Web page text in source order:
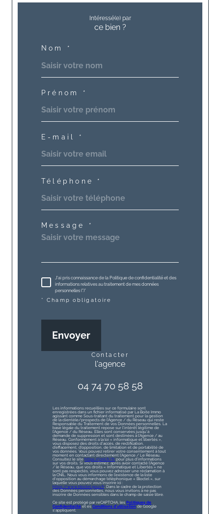
Intéressé(e) par
ce bien ?
Nom *
Prénom *
E-mail *
Téléphone *
Message *
J'ai pris connaissance de la Politique de confidentialité et des
informations relatives au traitement de mes données
personnelles (*)*
* Champ obligatoire
Envoyer
contacter
l'agence
04 74 70 58 58
Les informations recueillies sur ce formulaire sont
enregistrées dans un fichier informatisé par La Boite Immo
agissant comme Sous-traitant du traitement pour la gestion
de la clientèle/prospects de l'Agence / du Réseau qui reste
Responsable du Traitement de vos Données personnelles. La
base légale du traitement repose sur l'intérêt légitime de
l'Agence / du Réseau. Elles sont conservées jusqu'à
demande de suppression et sont destinées à l'Agence / au
Réseau. Conformément à la loi « informatique et libertés »,
vous disposez des droits d’accès, de rectification,
d’effacement, d’opposition, de limitation et de portabilité de
vos données. Vous pouvez retirer votre consentement à tout
moment en contactant directement l’Agence / Le Réseau.
Consultez le site https://cnil.fr/fr pour plus d’informations
sur vos droits. Si vous estimez, après avoir contacté l'Agence
/ le Réseau, que vos droits « Informatique et Libertés » ne
sont pas respectés, vous pouvez adresser une réclamation à
la CNIL. Nous vous informons de l’existence de la liste
d'opposition au démarchage téléphonique « Bloctel », sur
laquelle vous pouvez vous inscrire ici :
https://www.bloctel.gouv.fr. Dans le cadre de la protection
des Données personnelles, nous vous invitons à ne pas
inscrire de Données sensibles dans le champ de saisie libre.
Ce site est protégé par reCAPTCHA, les Politiques de
Confidentialité et esConditions d'utilisation de Google
s'appliquent.